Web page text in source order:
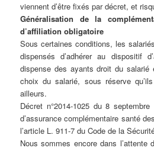
viennent d’être fixés par décret, et
Généralisation de la
d’affiliation obligatoire
Sous certaines conditions, les
dispensés d’adhérer au dispositif
dispense des ayants droit du salarié
choix du salarié, sous réserve
ailleurs.
Décret n°2014-1025 du 8
d’assurance complémentaire santé
l’article L. 911-7 du Code de la
Nous sommes encore dans l’attente